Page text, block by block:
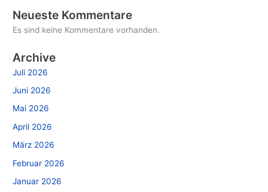
Neueste Kommentare
Es sind keine Kommentare vorhanden.
Archive
Juli 2026
Juni 2026
Mai 2026
April 2026
März 2026
Februar 2026
Januar 2026